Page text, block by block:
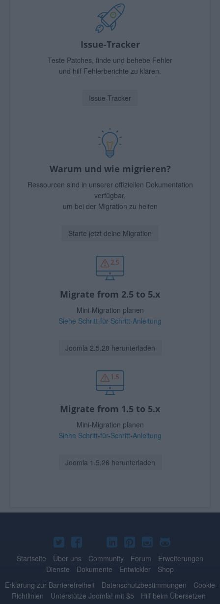
Issue-Tracker
Teste Patches, finde und behebe Fehler
und hilf Fehlerberichte zu klären.
Issue-Tracker
Warum und wie migrieren?
Ressourcen sind in unserer offiziellen Dokumentation
verfügbar,
um bei der Migration zu helfen
Starte jetzt deine Migration
Migrate from 2.5 to 5.x
Mini-Migration planen
Siehe Schritt-für-Schritt-Anleitung
Joomla 2.5.28 herunterladen
Migrate from 1.5 to 5.x
Mini-Migration planen
Siehe Schritt-für-Schritt-Anleitung
Joomla 1.5.26 herunterladen
Joomla!
auf
Twitter
Joomla!
auf
Facebook
Joomla!
auf
YouTube
Joomla!
auf
LinkedIn
Joomla!
auf
Pinterest
Joomla!
auf
Instagram
Joomla!
auf
GitHub
Startseite Über uns Community Forum
Erweiterungen
Dienste
Dokumente Entwickler
Shop
Erklärung zur Barrierefreiheit
Datenschutzbestimmungen
Cookie-
Richtlinien
Unterstütze Joomla! mit $5
Hilf beim Übersetzen